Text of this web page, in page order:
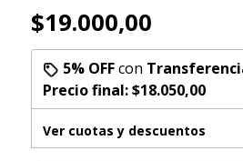
$19.000,00
5% OFFcon
Precio final:$18.050,00
Ver cuotas y descuentos